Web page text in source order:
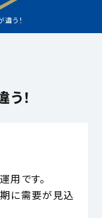
う！
！
用です。
に需要が見込